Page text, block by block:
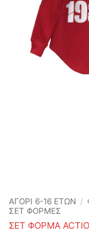
ΑΓΟΡΙ 6-16 ΕΤΩΝ /
ΣΕΤ ΦΟΡΜΕΣ
ΣΕΤ ΦΟΡΜΑ